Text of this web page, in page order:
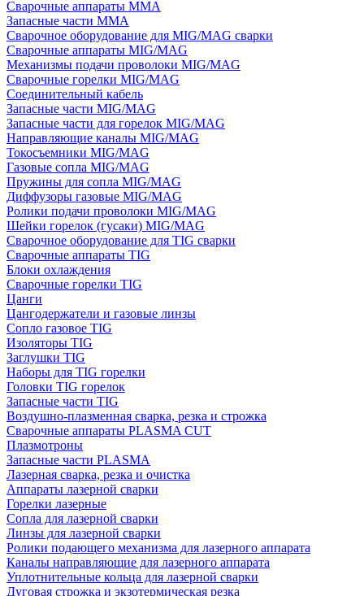
Сварочные аппараты MMA
Запасные части MMA
Сварочное оборудование для MIG/MAG сварки
Сварочные аппараты MIG/MAG
Механизмы подачи проволоки MIG/MAG
Сварочные горелки MIG/MAG
Соединительный кабель
Запасные части MIG/MAG
Запасные части для горелок MIG/MAG
Направляющие каналы MIG/MAG
Токосъемники MIG/MAG
Газовые сопла MIG/MAG
Пружины для сопла MIG/MAG
Диффузоры газовые MIG/MAG
Ролики подачи проволоки MIG/MAG
Шейки горелок (гусаки) MIG/MAG
Сварочное оборудование для TIG сварки
Сварочные аппараты TIG
Блоки охлаждения
Сварочные горелки TIG
Цанги
Цангодержатели и газовые линзы
Сопло газовое TIG
Изоляторы TIG
Заглушки TIG
Наборы для TIG горелки
Головки TIG горелок
Запасные части TIG
Воздушно-плазменная сварка, резка и строжка
Сварочные аппараты PLASMA CUT
Плазмотроны
Запасные части PLASMA
Лазерная сварка, резка и очистка
Аппараты лазерной сварки
Горелки лазерные
Сопла для лазерной сварки
Линзы для лазерной сварки
Ролики подающего механизма для лазерного аппарата
Каналы направляющие для лазерного аппарата
Уплотнительные кольца для лазерной сварки
Дуговая строжка и экзотермическая резка